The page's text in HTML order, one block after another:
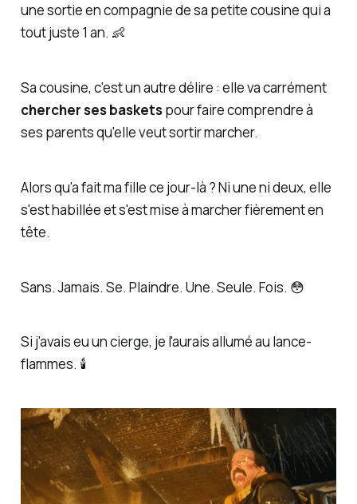
une sortie en compagnie de sa petite cousine qui a
tout juste 1 an. 👶
Sa cousine, c'est un autre délire : elle va carrément
chercher ses basketspour faire comprendre à
ses parents qu'elle veut sortir marcher.
Alors qu'a fait ma fille ce jour-là ? Ni une ni deux, elle
s'est habillée et s'est mise à marcher fièrement en
tête.
Sans. Jamais. Se. Plaindre. Une. Seule. Fois. 😳
Si j'avais eu un cierge, je l'aurais allumé au lance-
flammes. 🕯️